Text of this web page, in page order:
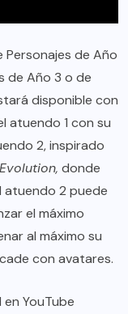
de Año
de Año 3 o de
disponible con
atuendo 1 con su
2, inspirado
donde
atuendo 2 puede
el máximo
al máximo su
con avatares.
YouTube